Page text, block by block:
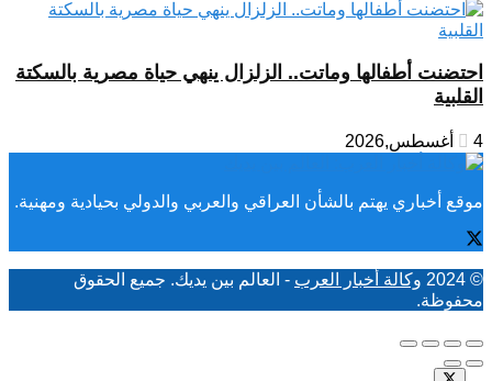
احتضنت أطفالها وماتت.. الزلزال ينهي حياة مصرية بالسكتة
القلبية
4 أغسطس,2026
موقع أخباري يهتم بالشأن العراقي والعربي والدولي بحيادية ومهنية.
© 2024 وكالة أخبار العرب - العالم بين يديك. جميع الحقوق
محفوظة.